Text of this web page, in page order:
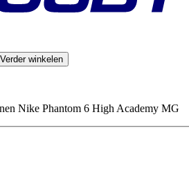
Verder winkelen
Nike Phantom 6 High Academy MG